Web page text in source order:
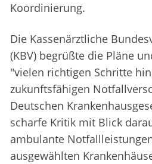
Koordinierung.
Die Kassenärztliche
(KBV) begrüßte die Pläne
"vielen richtigen Schritte
zukunftsfähigen
Deutschen
scharfe Kritik mit Blick
ambulante
ausgewählten